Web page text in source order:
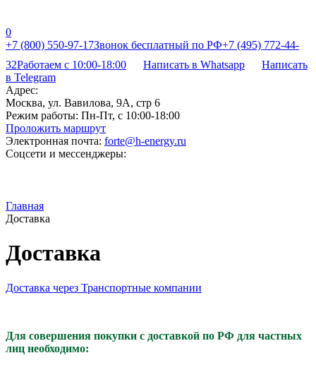
0
+7 (800) 550-97-17Звонок бесплатный по РФ+7 (495) 772-44-
32Работаем с 10:00-18:00 Написать в Whatsapp
Написать
в Telegram
Адрес:
Москва, ул. Вавилова, 9А, стр 6
Режим работы: Пн-Пт, с 10:00-18:00
Проложить маршрут
Электронная почта: forte@h-energy.ru
Соцсети и мессенджеры:
Главная
Доставка
Доставка
Доставка через Транспортные компании
Для совершения покупки с доставкой по РФ для частных
лиц необходимо: